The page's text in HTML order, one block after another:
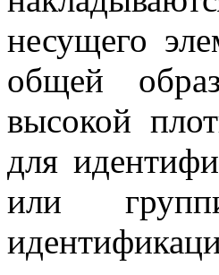
несущего
общей
высокой
для
или